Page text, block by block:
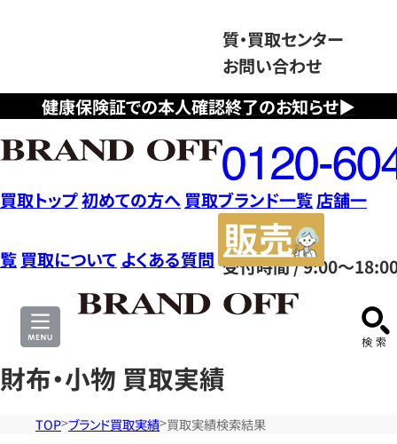
健康保険証での本人確認終了のお知らせ▶
質・買取センター
お問い合わせ
フ
リ
ー
ダ
イ
ヤ
ル
0120604117
受付時間 / 9:00～
買取トップ初めての方へ 買取ブランド一覧店舗一
覧 買取について よくある質問
サ
財布・小物 買取実績
TOP ブランド買取実績 買取実績検索結果